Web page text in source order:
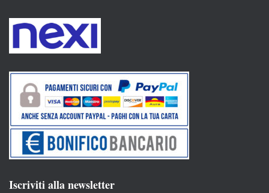
Iscriviti alla newsletter